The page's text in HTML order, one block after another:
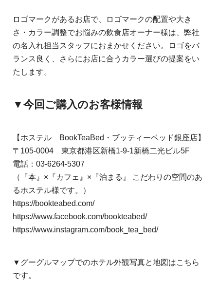
ロゴマークがあるお店で、ロゴマークの配置や大き
さ・カラー調整でお悩みの飲食店オーナー様は、弊社
の名入れ担当スタッフにおまかせください。ロゴをバ
ランス良く、さらにお店に合うカラー選びの提案をい
たします。
▼今回ご購入のお客様情報
【ホステル BookTeaBed・ブッティーベッド銀座店】
〒105-0004 東京都港区新橋1-9-1新橋二光ビル5F
電話：03-6264-5307
（『本』×『カフェ』×『泊まる』 こだわりの空間のあ
るホステル様です。）
https://bookteabed.com/
https://www.facebook.com/bookteabed/
https://www.instagram.com/book_tea_bed/
▼グーグルマップでのホテル外観写真と地図はこちら
です。